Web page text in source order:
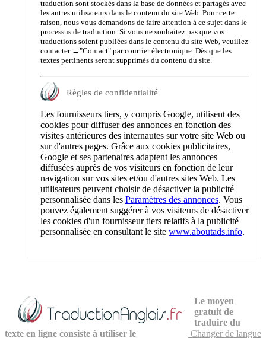
traduction sont stockés dans la base de données et partagés avec
les autres utilisateurs dans le contenu du site Web. Pour cette
raison, nous vous demandons de faire attention à ce sujet dans le
processus de traduction. Si vous ne souhaitez pas que vos
traductions soient publiées dans le contenu du site Web, veuillez
contacter →"Contact" par courrier électronique. Dès que les
textes pertinents seront supprimés du contenu du site.
Règles de confidentialité
Les fournisseurs tiers, y compris Google, utilisent des
cookies pour diffuser des annonces en fonction des
visites antérieures des internautes sur votre site Web ou
sur d'autres pages. Grâce aux cookies publicitaires,
Google et ses partenaires adaptent les annonces
diffusées auprès de vos visiteurs en fonction de leur
navigation sur vos sites et/ou d'autres sites Web. Les
utilisateurs peuvent choisir de désactiver la publicité
personnalisée dans les Paramètres des annonces. Vous
pouvez également suggérer à vos visiteurs de désactiver
les cookies d'un fournisseur tiers relatifs à la publicité
personnalisée en consultant le site www.aboutads.info.
Changer de langue
Le moyen
gratuit de
traduire du
texte en ligne consiste à utiliser le